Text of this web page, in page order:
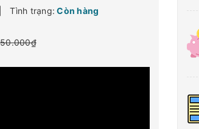
Tình trạng: Còn hàng